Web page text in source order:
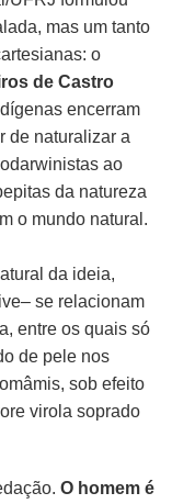
mas um tanto
o
de Castro
encerram
de naturalizar a
ao
da natureza
o mundo natural.
da ideia,
se relacionam
entre os quais só
de pele nos
sob efeito
virola soprado
O homem é